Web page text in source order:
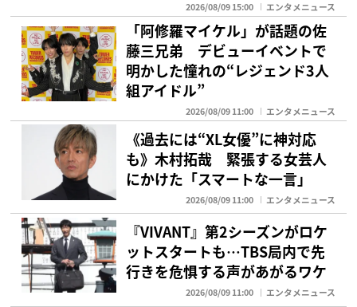
2026/08/09 15:00 エンタメニュース
「阿修羅マイケル」が話題の佐
藤三兄弟 デビューイベントで
明かした憧れの“レジェンド3人
組アイドル”
2026/08/09 11:00 エンタメニュース
《過去には“XL女優”に神対応
も》木村拓哉 緊張する女芸人
にかけた「スマートな一言」
2026/08/09 11:00 エンタメニュース
『VIVANT』第2シーズンがロケ
ットスタートも…TBS局内で先
行きを危惧する声があがるワケ
2026/08/09 11:00 エンタメニュース